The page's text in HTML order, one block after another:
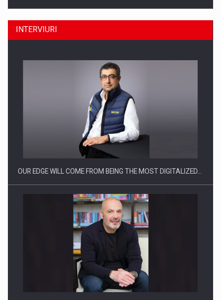
Producatorii si comerciantii care nu se supun noilor
Proteinmaxxing and the Future of Protein Demand
INTERVIURI
OUR EDGE WILL COME FROM BEING THE MOST DIGITALIZED…